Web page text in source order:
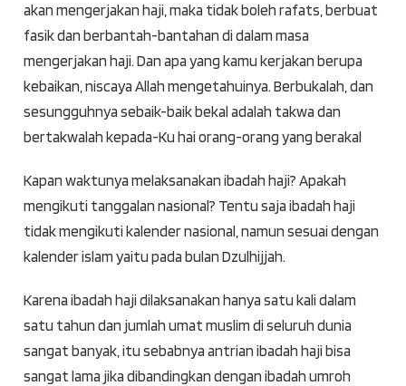
akan mengerjakan haji, maka tidak boleh rafats, berbuat
fasik dan berbantah-bantahan di dalam masa
mengerjakan haji. Dan apa yang kamu kerjakan berupa
kebaikan, niscaya Allah mengetahuinya. Berbukalah, dan
sesungguhnya sebaik-baik bekal adalah takwa dan
bertakwalah kepada-Ku hai orang-orang yang berakal
Kapan waktunya melaksanakan ibadah haji? Apakah
mengikuti tanggalan nasional? Tentu saja ibadah haji
tidak mengikuti kalender nasional, namun sesuai dengan
kalender islam yaitu pada bulan Dzulhijjah.
Karena ibadah haji dilaksanakan hanya satu kali dalam
satu tahun dan jumlah umat muslim di seluruh dunia
sangat banyak, itu sebabnya antrian ibadah haji bisa
sangat lama jika dibandingkan dengan ibadah umroh